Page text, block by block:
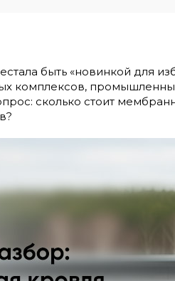
быть «новинкой для
комплексов,
сколько стоит